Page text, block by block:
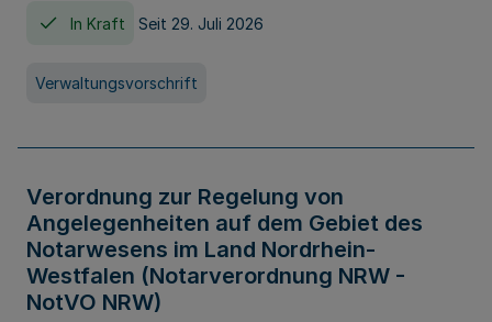
In Kraft Seit 29. Juli 2026
Verwaltungsvorschrift
Verordnung zur Regelung von
Angelegenheiten auf dem Gebiet des
Notarwesens im Land Nordrhein-
Westfalen (Notarverordnung NRW -
NotVO NRW)